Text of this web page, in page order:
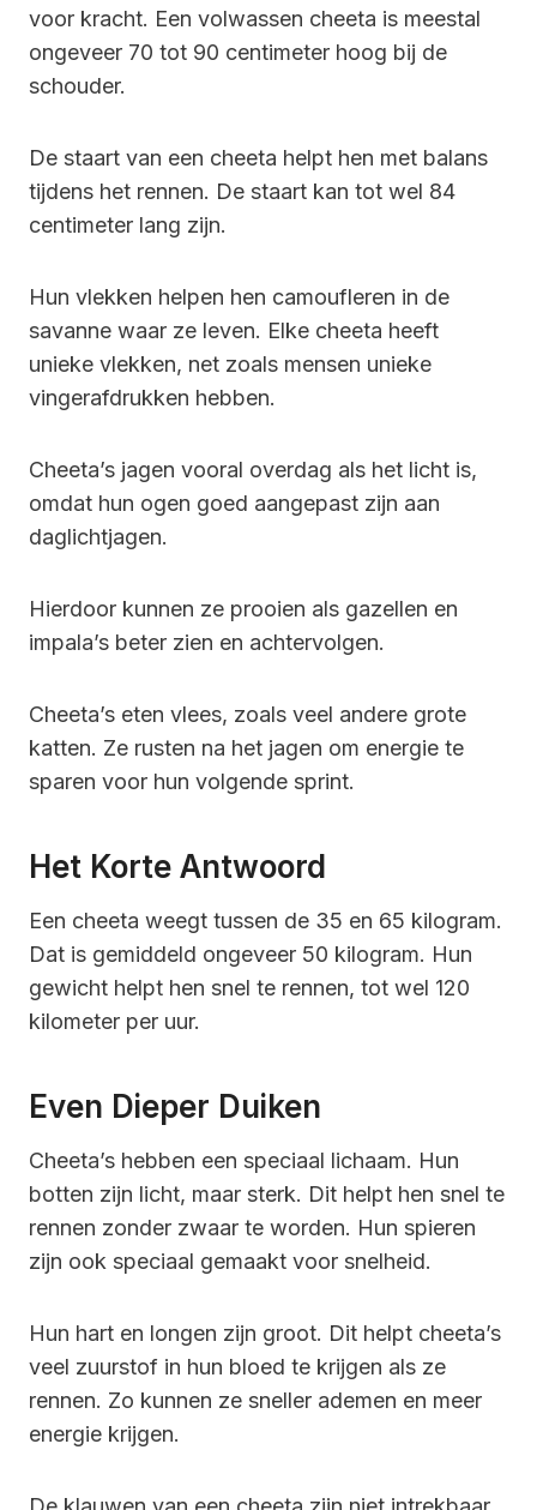
voor kracht. Een volwassen cheeta is meestal
ongeveer 70 tot 90 centimeter hoog bij de
schouder.
De staart van een cheeta helpt hen met balans
tijdens het rennen. De staart kan tot wel 84
centimeter lang zijn.
Hun vlekken helpen hen camoufleren in de
savanne waar ze leven. Elke cheeta heeft
unieke vlekken, net zoals mensen unieke
vingerafdrukken hebben.
Cheeta’s jagen vooral overdag als het licht is,
omdat hun ogen goed aangepast zijn aan
daglichtjagen.
Hierdoor kunnen ze prooien als gazellen en
impala’s beter zien en achtervolgen.
Cheeta’s eten vlees, zoals veel andere grote
katten. Ze rusten na het jagen om energie te
sparen voor hun volgende sprint.
Het Korte Antwoord
Een cheeta weegt tussen de 35 en 65 kilogram.
Dat is gemiddeld ongeveer 50 kilogram. Hun
gewicht helpt hen snel te rennen, tot wel 120
kilometer per uur.
Even Dieper Duiken
Cheeta’s hebben een speciaal lichaam. Hun
botten zijn licht, maar sterk. Dit helpt hen snel te
rennen zonder zwaar te worden. Hun spieren
zijn ook speciaal gemaakt voor snelheid.
Hun hart en longen zijn groot. Dit helpt cheeta’s
veel zuurstof in hun bloed te krijgen als ze
rennen. Zo kunnen ze sneller ademen en meer
energie krijgen.